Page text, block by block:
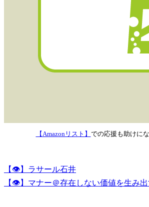
【Amazonリスト】 での応援も助けに
【👁】ラサール石井
【👁】マナー＠存在しない価値を生み